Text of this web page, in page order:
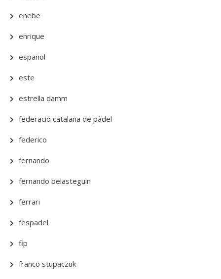
enebe
enrique
español
este
estrella damm
federació catalana de pàdel
federico
fernando
fernando belasteguin
ferrari
fespadel
fip
franco stupaczuk